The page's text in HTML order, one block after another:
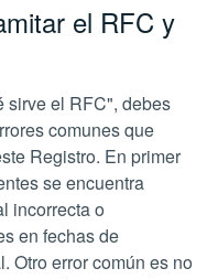
el RFC y
sirve el RFC", debes
comunes que
Registro. En primer
se encuentra
incorrecta o
en fechas de
Otro error común es no